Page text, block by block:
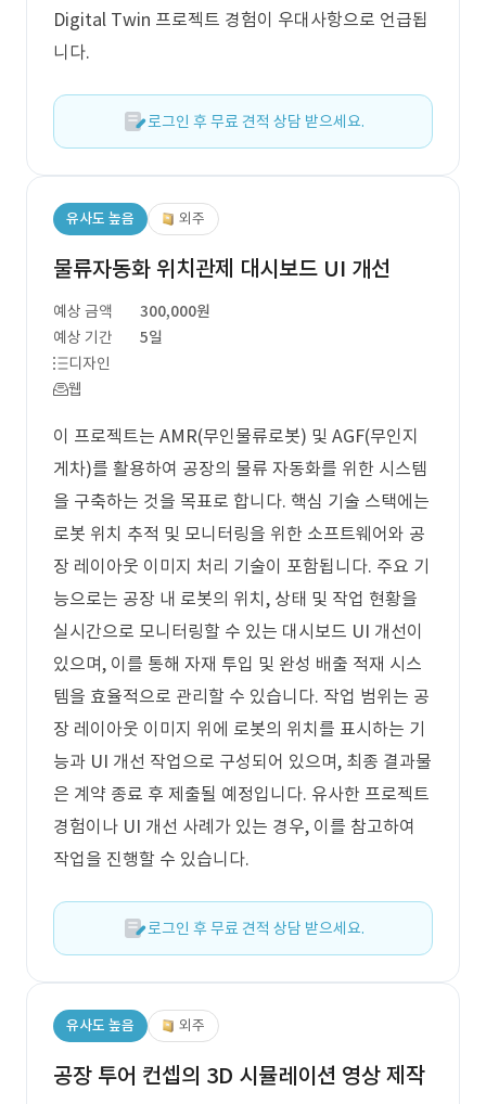
Digital Twin 프로젝트 경험이 우대사항으로 언급됩
니다.
로그인 후 무료 견적 상담 받으세요.
유사도 높음 외주
물류자동화 위치관제 대시보드 UI 개선
예상 금액
300,000원
예상 기간
5일
디자인
웹
이 프로젝트는 AMR(무인물류로봇) 및 AGF(무인지
게차)를 활용하여 공장의 물류 자동화를 위한 시스템
을 구축하는 것을 목표로 합니다. 핵심 기술 스택에는
로봇 위치 추적 및 모니터링을 위한 소프트웨어와 공
장 레이아웃 이미지 처리 기술이 포함됩니다. 주요 기
능으로는 공장 내 로봇의 위치, 상태 및 작업 현황을
실시간으로 모니터링할 수 있는 대시보드 UI 개선이
있으며, 이를 통해 자재 투입 및 완성 배출 적재 시스
템을 효율적으로 관리할 수 있습니다. 작업 범위는 공
장 레이아웃 이미지 위에 로봇의 위치를 표시하는 기
능과 UI 개선 작업으로 구성되어 있으며, 최종 결과물
은 계약 종료 후 제출될 예정입니다. 유사한 프로젝트
경험이나 UI 개선 사례가 있는 경우, 이를 참고하여
작업을 진행할 수 있습니다.
로그인 후 무료 견적 상담 받으세요.
유사도 높음 외주
공장 투어 컨셉의 3D 시뮬레이션 영상 제작